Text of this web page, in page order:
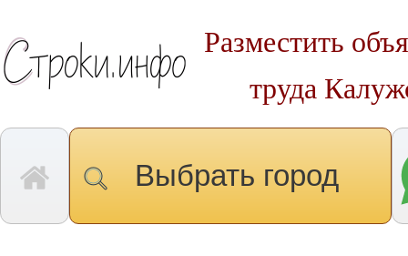
Разместить
труда
Выбрать город